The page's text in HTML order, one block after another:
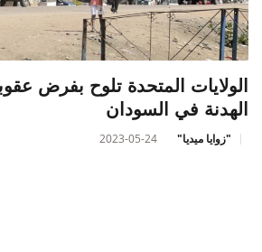
الولايات المتحدة تلوح بفرض
الهدنة في السودان
"زوايا ميديا" 2023-05-24